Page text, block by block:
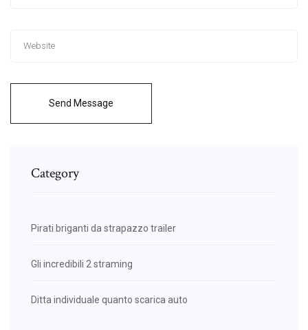
Send Message
Category
Pirati briganti da strapazzo trailer
Gli incredibili 2 straming
Ditta individuale quanto scarica auto